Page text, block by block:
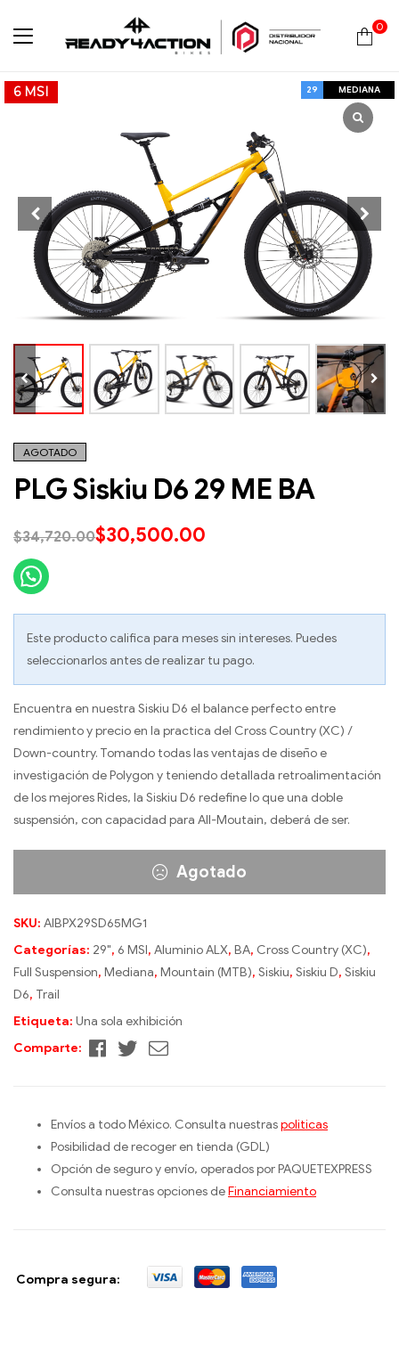
Ready4Action
0
6 MSI 29 MEDIANA
AGOTADO
PLG Siskiu D6 29 ME BA
$34,720.00$30,500.00
Este producto califica para meses sin intereses. Puedes
seleccionarlos antes de realizar tu pago.
Encuentra en nuestra Siskiu D6 el balance perfecto entre
rendimiento y precio en la practica del Cross Country (XC) /
Down-country. Tomando todas las ventajas de diseño e
investigación de Polygon y teniendo detallada retroalimentación
de los mejores Rides, la Siskiu D6 redefine lo que una doble
suspensión, con capacidad para All-Moutain, deberá de ser.
Agotado
SKU: AIBPX29SD65MG1
Categorías: 29", 6 MSI, Aluminio ALX, BA, Cross Country (XC),
Full Suspension, Mediana, Mountain (MTB), Siskiu, Siskiu D, Siskiu
D6, Trail
Etiqueta: Una sola exhibición
Comparte:
Facebook
TwitterCorreo
Envíos a todo México. Consulta nuestraspoliticas
Posibilidad de recoger en tienda (GDL)
Opción de seguro y envío, operados por PAQUETEXPRESS
Consulta nuestras opciones deFinanciamiento
Compra segura: